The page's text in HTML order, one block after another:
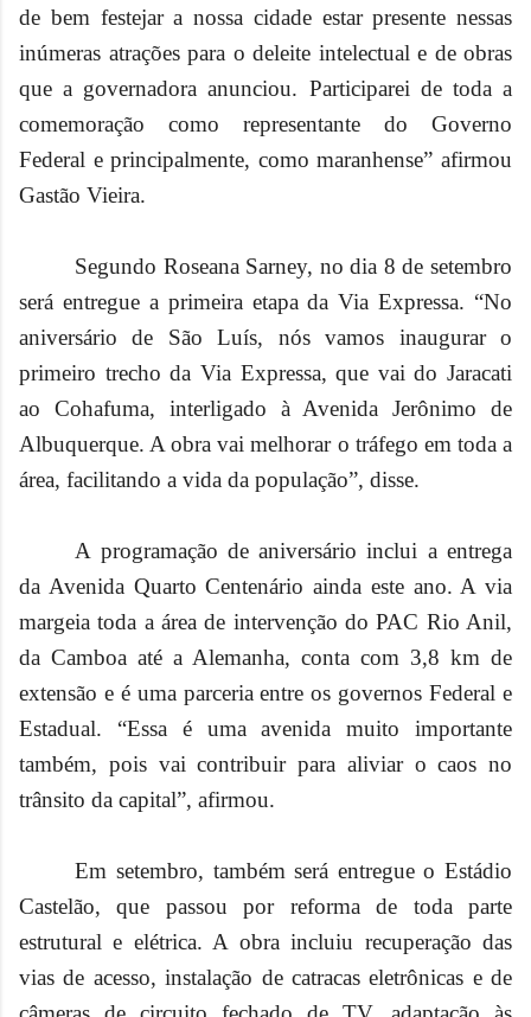
de bem festejar a nossa cidade estar presente nessas
inúmeras atrações para o deleite intelectual e de obras
que a governadora anunciou. Participarei de toda a
comemoração como representante do Governo
Federal e principalmente, como maranhense” afirmou
Gastão Vieira.
Segundo Roseana Sarney, no dia 8 de setembro
será entregue a primeira etapa da Via Expressa. “No
aniversário de São Luís, nós vamos inaugurar o
primeiro trecho da Via Expressa,que vai do Jaracati
ao Cohafuma, interligado à Avenida Jerônimo de
Albuquerque. A obra vai melhorar o tráfego em toda a
área, facilitando a vida da população”, disse.
A programação de aniversário inclui a entrega
da Avenida Quarto Centenário ainda este ano. A via
margeia toda a área de intervenção do PAC Rio Anil,
da Camboa até a Alemanha, conta com 3,8 km de
extensão e é uma parceria entre os governos Federal e
Estadual. “Essa é uma avenida muito importante
também, pois vai contribuir para aliviar o caos no
trânsito da capital”, afirmou.
Em setembro, também será entregue o Estádio
Castelão, que passou por reforma de toda parte
estrutural e elétrica. A obra incluiu recuperação das
vias de acesso, instalação de catracas eletrônicas e de